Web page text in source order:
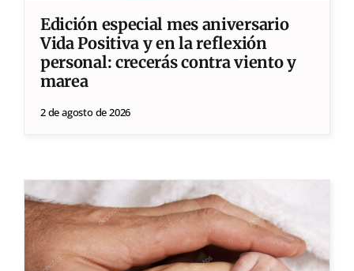
Edición especial mes aniversario
Vida Positiva y en la reflexión
personal: crecerás contra viento y
marea
2 de agosto de 2026